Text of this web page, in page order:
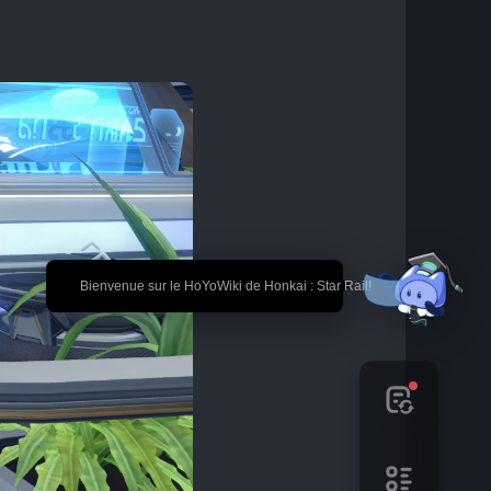
🎉 Bienvenue sur le HoYoWiki de Honkai : Star Rail!